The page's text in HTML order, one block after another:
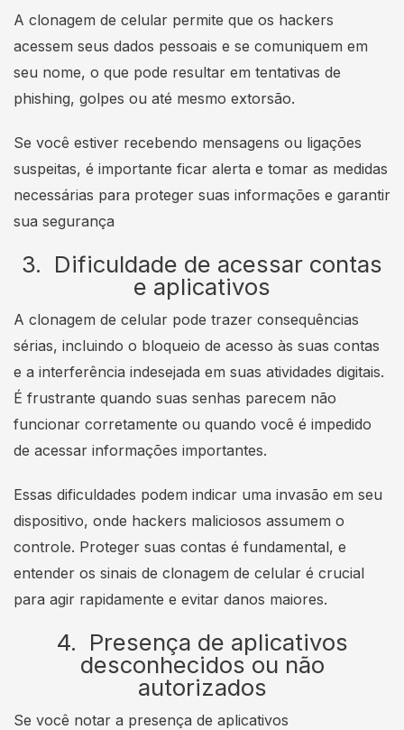
A clonagem de celular permite que os hackers
acessem seus dados pessoais e se comuniquem em
seu nome, o que pode resultar em tentativas de
phishing, golpes ou até mesmo extorsão.
Se você estiver recebendo mensagens ou ligações
suspeitas, é importante ficar alerta e tomar as medidas
necessárias para proteger suas informações e garantir
sua segurança
3. Dificuldade de acessar contas
e aplicativos
A clonagem de celular pode trazer consequências
sérias, incluindo o bloqueio de acesso às suas contas
e a interferência indesejada em suas atividades digitais.
É frustrante quando suas senhas parecem não
funcionar corretamente ou quando você é impedido
de acessar informações importantes.
Essas dificuldades podem indicar uma invasão em seu
dispositivo, onde hackers maliciosos assumem o
controle. Proteger suas contas é fundamental, e
entender os sinais de clonagem de celular é crucial
para agir rapidamente e evitar danos maiores.
4. Presença de aplicativos
desconhecidos ou não
autorizados
Se você notar a presença de aplicativos